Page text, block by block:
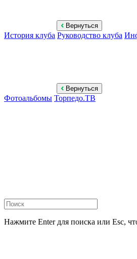
Вернуться
История клуба Руководство клуба
Вернуться
Фотоальбомы Торпедо.ТВ
Нажмите Enter для поиска или Esc,